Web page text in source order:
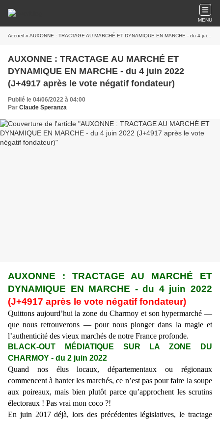
MENU
Accueil » AUXONNE : TRACTAGE AU MARCHÉ ET DYNAMIQUE EN MARCHE - du 4 juin 2022 (J+4917 après le vote négatif fondateur)
AUXONNE : TRACTAGE AU MARCHÉ ET
DYNAMIQUE EN MARCHE - du 4 juin 2022
(J+4917 après le vote négatif fondateur)
Publié le 04/06/2022 à 04:00
Par Claude Speranza
AUXONNE : TRACTAGE AU MARCHÉ ET
DYNAMIQUE EN MARCHE - du 4 juin 2022
(J+4917 après le vote négatif fondateur)
Quittons aujourd’hui la zone du Charmoy et son hypermarché —
que nous retrouverons — pour nous plonger dans la magie et
l’authenticité des vieux marchés de notre France profonde.
BLACK-OUT MÉDIATIQUE SUR LA ZONE DU
CHARMOY - du 2 juin 2022
Quand nos élus locaux, départementaux ou régionaux
commencent à hanter les marchés, ce n’est pas pour faire la soupe
aux poireaux, mais bien plutôt parce qu’approchent les scrutins
électoraux ! Pas vrai mon coco ?!
En juin 2017 déjà,lors des précédentes législatives, le tractage